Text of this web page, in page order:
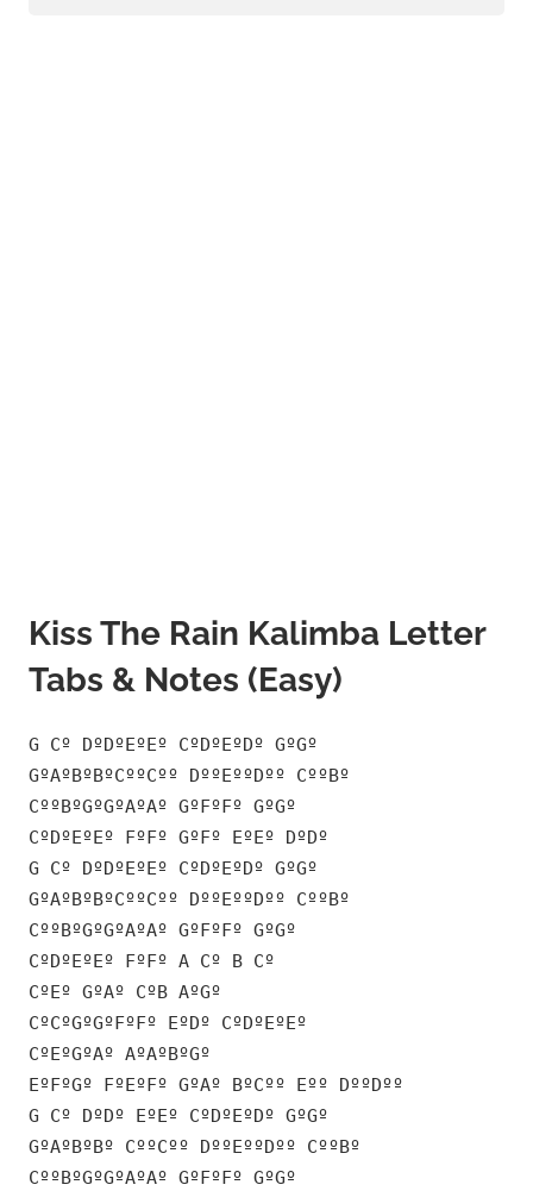
Kiss The Rain Kalimba Letter
Tabs & Notes (Easy)
G Cº DºDºEºEº CºDºEºDº GºGº
GºAºBºBºCººCºº DººEººDºº CººBº
CººBºGºGºAºAº GºFºFº GºGº
CºDºEºEº FºFº GºFº EºEº DºDº
G Cº DºDºEºEº CºDºEºDº GºGº
GºAºBºBºCººCºº DººEººDºº CººBº
CººBºGºGºAºAº GºFºFº GºGº
CºDºEºEº FºFº A Cº B Cº
CºEº GºAº CºB AºGº
CºCºGºGºFºFº EºDº CºDºEºEº
CºEºGºAº AºAºBºGº
EºFºGº FºEºFº GºAº BºCºº Eºº DººDºº
G Cº DºDº EºEº CºDºEºDº GºGº
GºAºBºBº CººCºº DººEººDºº CººBº
CººBºGºGºAºAº GºFºFº GºGº